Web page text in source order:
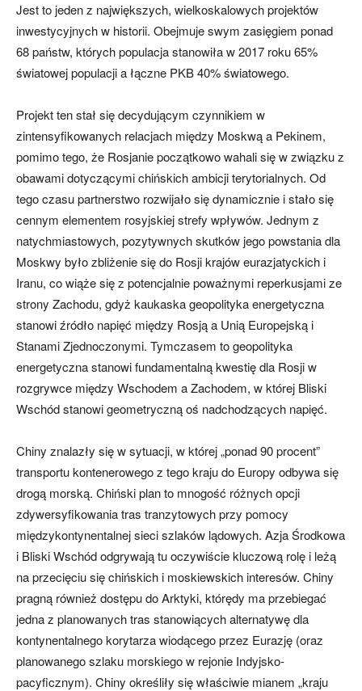
Jest to jeden z największych, wielkoskalowych projektów
inwestycyjnych w historii. Obejmuje swym zasięgiem ponad
68 państw, których populacja stanowiła w 2017 roku 65%
światowej populacji a łączne PKB 40% światowego.
Projekt ten stał się decydującym czynnikiem w
zintensyfikowanych relacjach między Moskwą a Pekinem,
pomimo tego, że Rosjanie początkowo wahali się w związku z
obawami dotyczącymi chińskich ambicji terytorialnych. Od
tego czasu partnerstwo rozwijało się dynamicznie i stało się
cennym elementem rosyjskiej strefy wpływów. Jednym z
natychmiastowych, pozytywnych skutków jego powstania dla
Moskwy było zbliżenie się do Rosji krajów eurazjatyckich i
Iranu, co wiąże się z potencjalnie poważnymi reperkusjami ze
strony Zachodu, gdyż kaukaska geopolityka energetyczna
stanowi źródło napięć między Rosją a Unią Europejską i
Stanami Zjednoczonymi. Tymczasem to geopolityka
energetyczna stanowi fundamentalną kwestię dla Rosji w
rozgrywce między Wschodem a Zachodem, w której Bliski
Wschód stanowi geometryczną oś nadchodzących napięć.
Chiny znalazły się w sytuacji, w której „ponad 90 procent”
transportu kontenerowego z tego kraju do Europy odbywa się
drogą morską. Chiński plan to mnogość różnych opcji
zdywersyfikowania tras tranzytowych przy pomocy
międzykontynentalnej sieci szlaków lądowych. Azja Środkowa
i Bliski Wschód odgrywają tu oczywiście kluczową rolę i leżą
na przecięciu się chińskich i moskiewskich interesów. Chiny
pragną również dostępu do Arktyki, którędy ma przebiegać
jedna z planowanych tras stanowiących alternatywę dla
kontynentalnego korytarza wiodącego przez Eurazję (oraz
planowanego szlaku morskiego w rejonie Indyjsko-
pacyficznym). Chiny określiły się właściwie mianem „kraju